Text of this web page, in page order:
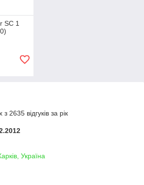
SC 1
2635 відгуків за рік
Україна